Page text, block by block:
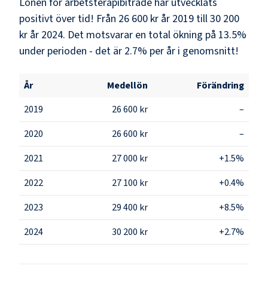
positivt över tid! Från 26 600 kr år 2019 till 30 200
kr år 2024. Det motsvarar en total ökning på 13.5%
under perioden - det är 2.7% per år i genomsnitt!
År Medellön
Förändring
2019
26 600 kr
–
2020
26 600 kr
–
2021
27 000 kr
+1.5%
2022
27 100 kr
+0.4%
2023
29 400 kr
+8.5%
2024
30 200 kr +2.7%